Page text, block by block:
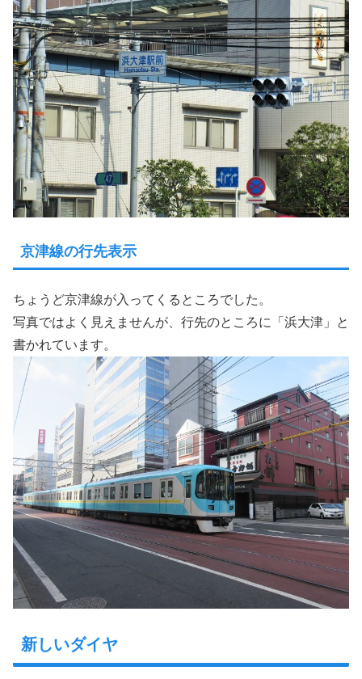
京津線の行先表示
ちょうど京津線が入ってくるところでした。
写真ではよく見えませんが、行先のところに「浜大津」と
書かれています。
新しいダイヤ